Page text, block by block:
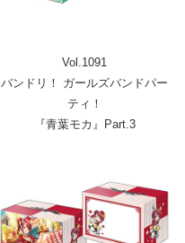
Vol.1091
バンドリ！ ガールズバンドパー
ティ！
『青葉モカ』Part.3